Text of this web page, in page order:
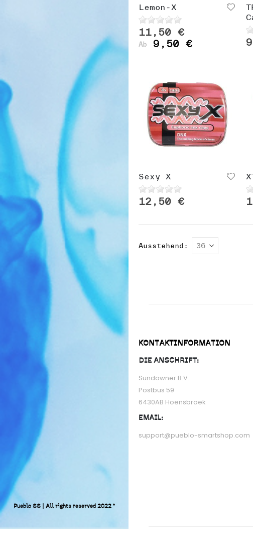
Pueblo SS | All rights reserved 2022 ©
Lemon-X
11,50 €
Ab 9,50 €
Sexy X
12,50 €
Ausstehend
KONTAKTINFORMATION
DIE ANSCHRIFT:
Sundowner B.V.
Postbus 59
6430AB Hoensbroek
EMAIL:
support@pueblo-smartshop.com